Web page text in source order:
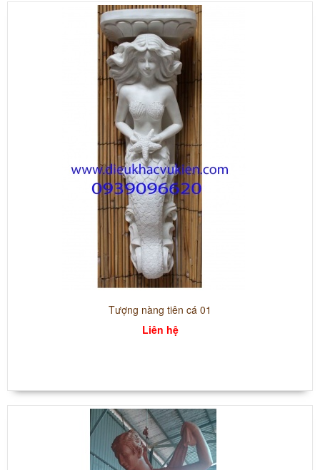
Tượng nàng tiên cá 01
Liên hệ